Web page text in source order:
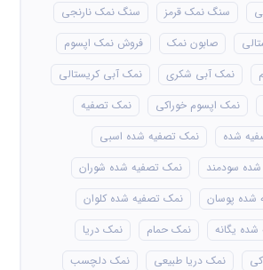
سنگ نمک قرمز
سنگ نمک نارنجی
صابون نمک
فروش نمک اپسوم
نمک آبی شکری
نمک آبی کریستالی
نمک اپسوم خوراکی
نمک تصفیه
شده
نمک تصفیه شده اسبی
سودمند
نمک تصفیه شده شوران
شده پوسان
نمک تصفیه شده کلوان
یگانه
نمک حمام
نمک دریا
نمک دریا طبیعی
نمک دلچسب